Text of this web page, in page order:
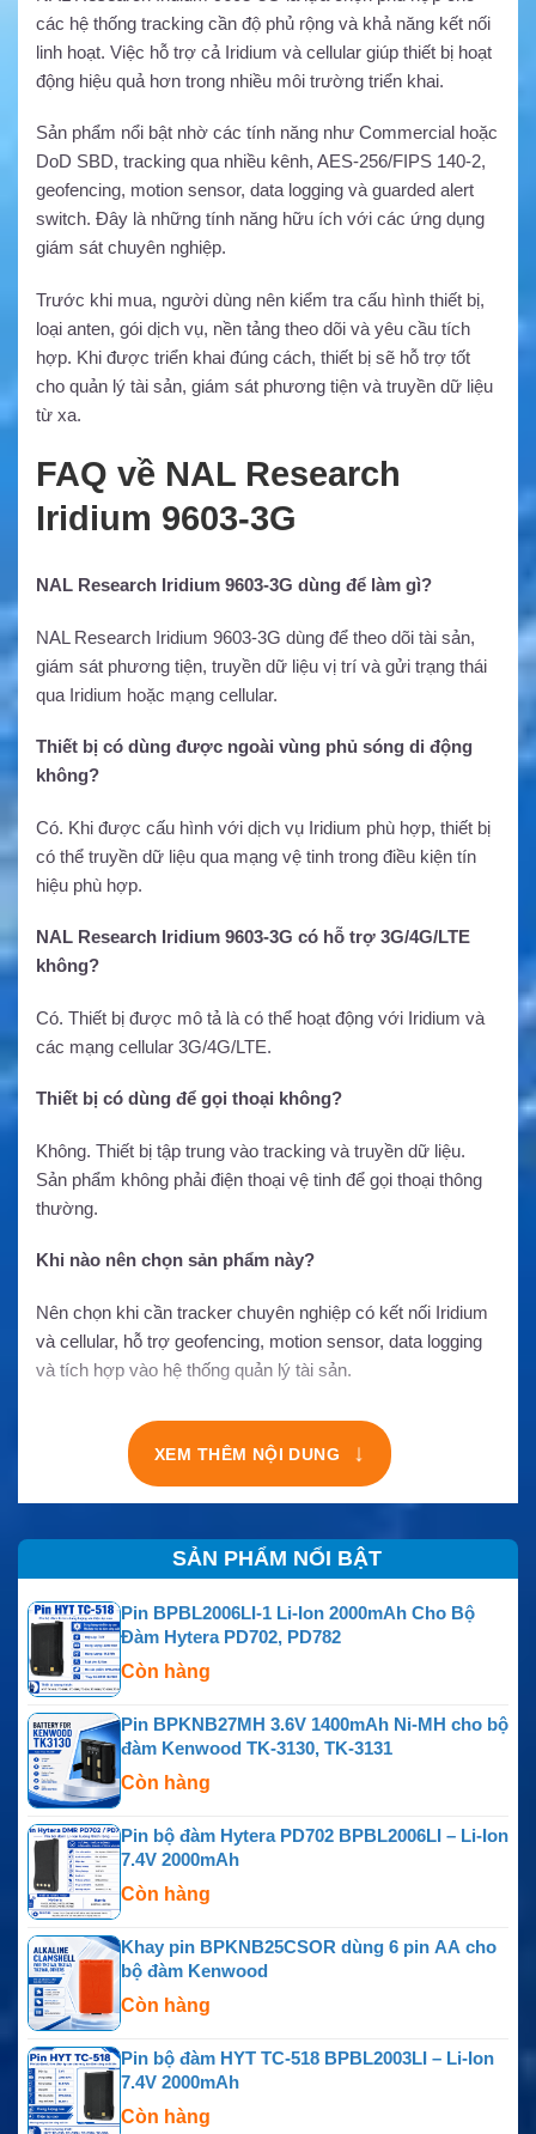
các hệ thống tracking cần độ phủ rộng và khả năng kết nối
linh hoạt. Việc hỗ trợ cả Iridium và cellular giúp thiết bị hoạt
động hiệu quả hơn trong nhiều môi trường triển khai.
Sản phẩm nổi bật nhờ các tính năng như Commercial hoặc
DoD SBD, tracking qua nhiều kênh, AES-256/FIPS 140-2,
geofencing, motion sensor, data logging và guarded alert
switch. Đây là những tính năng hữu ích với các ứng dụng
giám sát chuyên nghiệp.
Trước khi mua, người dùng nên kiểm tra cấu hình thiết bị,
loại anten, gói dịch vụ, nền tảng theo dõi và yêu cầu tích
hợp. Khi được triển khai đúng cách, thiết bị sẽ hỗ trợ tốt
cho quản lý tài sản, giám sát phương tiện và truyền dữ liệu
từ xa.
FAQ về NAL Research
Iridium 9603-3G
NAL Research Iridium 9603-3G dùng để làm gì?
NAL Research Iridium 9603-3G dùng để theo dõi tài sản,
giám sát phương tiện, truyền dữ liệu vị trí và gửi trạng thái
qua Iridium hoặc mạng cellular.
Thiết bị có dùng được ngoài vùng phủ sóng di động
không?
Có. Khi được cấu hình với dịch vụ Iridium phù hợp, thiết bị
có thể truyền dữ liệu qua mạng vệ tinh trong điều kiện tín
hiệu phù hợp.
NAL Research Iridium 9603-3G có hỗ trợ 3G/4G/LTE
không?
Có. Thiết bị được mô tả là có thể hoạt động với Iridium và
các mạng cellular 3G/4G/LTE.
Thiết bị có dùng để gọi thoại không?
Không. Thiết bị tập trung vào tracking và truyền dữ liệu.
Sản phẩm không phải điện thoại vệ tinh để gọi thoại thông
thường.
Khi nào nên chọn sản phẩm này?
Nên chọn khi cần tracker chuyên nghiệp có kết nối Iridium
và cellular, hỗ trợ geofencing, motion sensor, data logging
và tích hợp vào hệ thống quản lý tài sản.
XEM THÊM NỘI DUNG ↓
SẢN PHẨM NỔI BẬT
Pin BPBL2006LI-1 Li-Ion 2000mAh Cho Bộ
Đàm Hytera PD702, PD782
Còn hàng
Pin BPKNB27MH 3.6V 1400mAh Ni-MH cho bộ
đàm Kenwood TK-3130, TK-3131
Còn hàng
Pin bộ đàm Hytera PD702 BPBL2006LI – Li-Ion
7.4V 2000mAh
Còn hàng
Khay pin BPKNB25CSOR dùng 6 pin AA cho
bộ đàm Kenwood
Còn hàng
Pin bộ đàm HYT TC-518 BPBL2003LI – Li-Ion
7.4V 2000mAh
Còn hàng